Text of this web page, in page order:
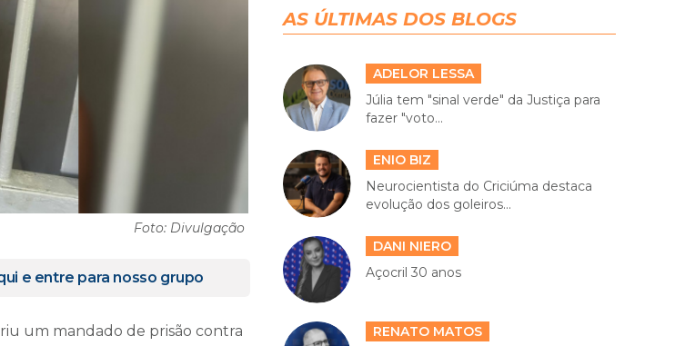
Foto: Divulgação
e entre para nosso grupo
um mandado de prisão contra
AS ÚLTIMAS DOS BLOGS
ADELOR LESSA
Júlia tem "sinal verde" da Justiça para
fazer "voto...
ENIO BIZ
Neurocientista do Criciúma destaca
evolução dos goleiros...
DANI NIERO
Açocril 30 anos
RENATO MATOS